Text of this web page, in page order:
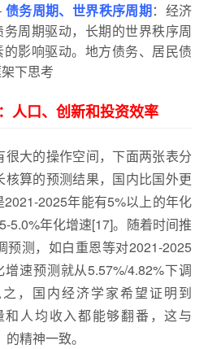
债务周期、世界秩序周期：经济
周期驱动，长期的世界秩序周
影响驱动。地方债务、居民债
下思考
人口、创新和投资效率
大的操作空间，下面两张表分
算的预测结果，国内比国外更
2025年能有5%以上的年化
5.0%年化增速[17]。随着时间推
预测，如白重恩等对2021-2025
速预测就从5.57%/4.82%下调
之，国内经济学家希望证明到
人均收入都能够翻番，这与
精神一致。